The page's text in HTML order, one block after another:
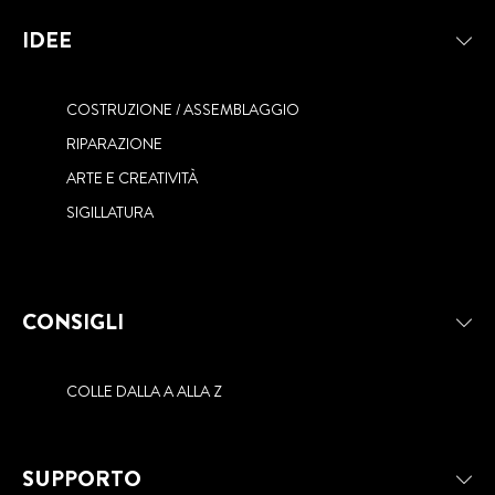
IDEE
COSTRUZIONE / ASSEMBLAGGIO
RIPARAZIONE
ARTE E CREATIVITÀ
SIGILLATURA
CONSIGLI
COLLE DALLA A ALLA Z
SUPPORTO